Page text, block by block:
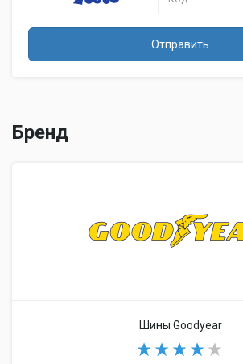
Отправить
Бренд
Шины Goodyear